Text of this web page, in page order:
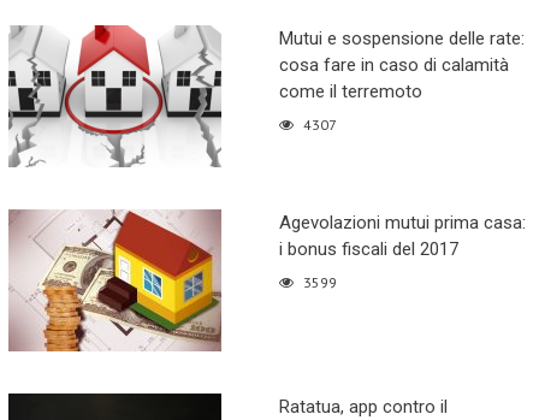
Mutui e sospensione delle rate:
cosa fare in caso di calamità
come il terremoto
4307
Agevolazioni mutui prima casa:
i bonus fiscali del 2017
3599
Ratatua, app contro il